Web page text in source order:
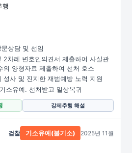
행
상담 및 선임
2차례 변호인의견서 제출하여 사실관
의 양형자료 제출하여 선처 호소
성사 및 진지한 재범예방 노력 지원
소유예. 선처받고 일상복귀
강제추행 해설
검찰 기소유예(불기소) 2025년 11월